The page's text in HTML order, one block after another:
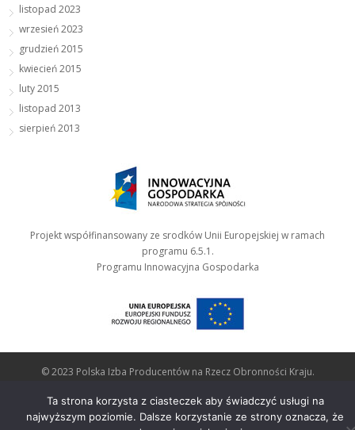
listopad 2023
wrzesień 2023
grudzień 2015
kwiecień 2015
luty 2015
listopad 2013
sierpień 2013
Ta strona korzysta z ciasteczek aby świadczyć usługi na
najwyższym poziomie. Dalsze korzystanie ze strony oznacza, że
Projekt współfinansowany ze srodków Unii Europejskiej w ramach
programu 6.5.1.
Programu Innowacyjna Gospodarka
© 2023 Polska Izba Producentów na Rzecz Obronności Kraju.